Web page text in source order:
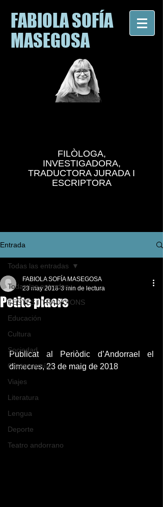
FABIOLA SOFÍA
MASEGOSA
FILÒLOGA,
INVESTIGADORA,
TRADUCTORA JURADA I
ESCRIPTORA
Entrada
Todas las entradas
FESTES I TRADICIONS
Educación
Cultura
Sociedad
Gastronomía
Viajes
Literatura
Lengua
Deporte
Teatro andorrano
Todas las entradas
Petits plaers
FABIOLA SOFÍA MASEGOSA
23 may 2018 3 min de lectura
Publicat al Periòdic d’Andorrael el
dimecres, 23 de maig de 2018